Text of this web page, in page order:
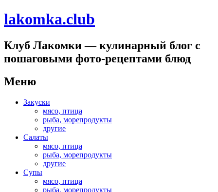
lakomka.club
Клуб Лакомки — кулинарный блог с
пошаговыми фото-рецептами блюд
Меню
Перейти
содержимому
Закуски
мясо, птица
рыба, морепродукты
другие
Салаты
мясо, птица
рыба, морепродукты
другие
Супы
мясо, птица
рыба, морепродукты